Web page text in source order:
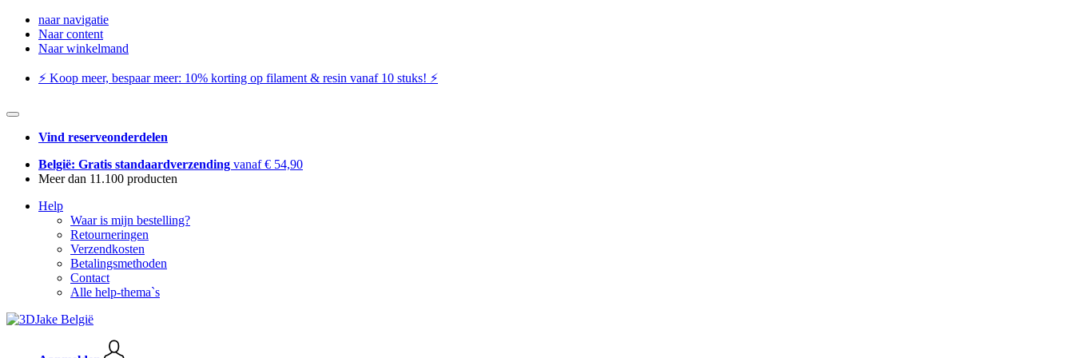
naar navigatie
Naar content
Naar winkelmand
⚡️ Koop meer, bespaar meer: ​​10% korting op filament & resin vanaf 10 stuks! ⚡️
Vind reserveonderdelen
België: Gratis standaardverzending vanaf € 54,90
Meer dan 11.100 producten
Help
Waar is mijn bestelling?
Retourneringen
Verzendkosten
Betalingsmethoden
Contact
Alle help-thema`s